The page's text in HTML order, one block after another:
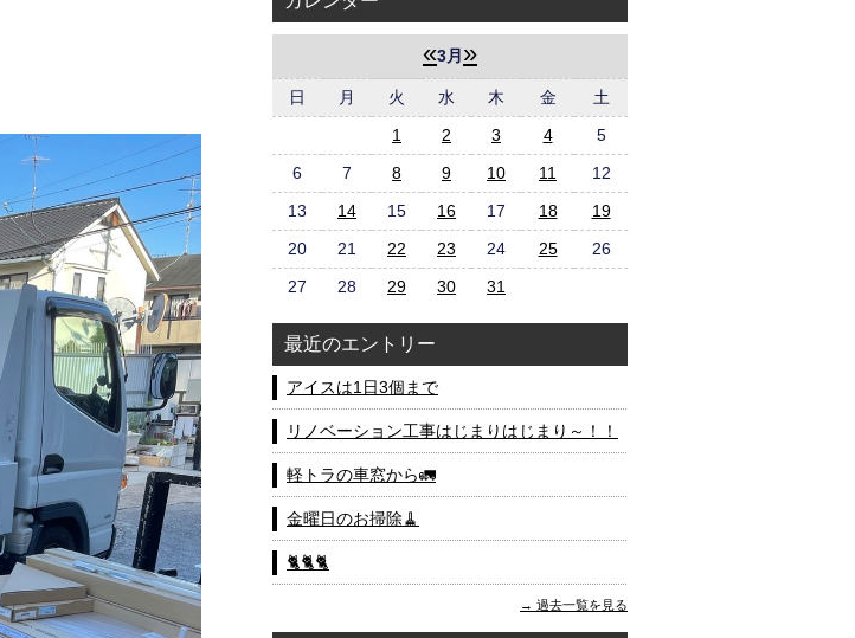
«3月 »
日 月 火 水 木 金
土
1
2 3 4
5
6
7 8 9 10 11
12
13
14 15 16 17 18
19
20
21 22 23 24 25
26
27
28 29 30 31
最近のエントリー
アイスは1日3個まで
リノベーション工事はじまりはじまり～！！
軽トラの車窓から🚛
金曜日のお掃除🧹
🐈🐈🐈
過去一覧を見る